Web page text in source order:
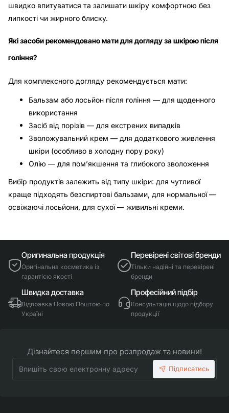
швидко впитуватися та залишати шкіру комфортною без
липкості чи жирного блиску.
Які засоби рекомендовано мати для догляду за шкірою після
гоління?
Для комплексного догляду рекомендується мати:
Бальзам або лосьйон після гоління — для щоденного
використання
Засіб від порізів — для екстрених випадків
Зволожувальний крем — для додаткового живлення
шкіри (особливо в холодну пору року)
Олію — для пом’якшення та глибокого зволоження
Вибір продуктів залежить від типу шкіри: для чутливої
краще підходять безспиртові бальзами, для нормальної —
освіжаючі лосьйони, для сухої — живильні креми.​​​​​​​​​
Оригинальна продукція
Оригінальна косметика із
гарантією якості
Перевірені світові бренди
Тільки надійні та перевірені
бренди
Швидка доставка
Відправка Новою Поштою по
Україні
Професійний підбір
Консультація щодо підбору
продукції
Дізнайтеся першим про розпродаж та новини!
свою
Підписатись